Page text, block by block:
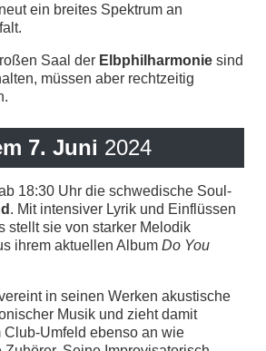
ein breites Spektrum an
Saal der Elbphilharmonie sind
müssen aber rechtzeitig
7. Juni 2024
18:30 Uhr die schwedische Soul-
. Mit intensiver Lyrik und Einflüssen
stellt sie von starker Melodik
ihrem aktuellen Album Do You
in seinen Werken akustische
Musik und zieht damit
Club-Umfeld ebenso an wie